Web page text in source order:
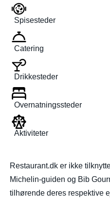
Spisesteder
Catering
Drikkesteder
Overnatningssteder
Aktiviteter
Restaurant.dk er ikke
Michelin-guiden og Bib
tilhørende deres respektive